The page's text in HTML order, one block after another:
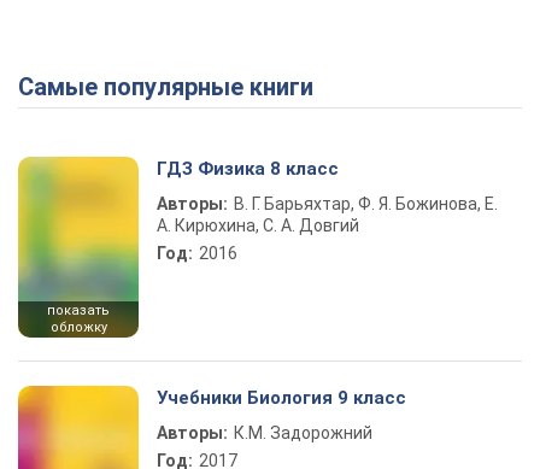
Самые популярные книги
показать
обложку
ГДЗ Физика 8 класс
Авторы: В. Г. Барьяхтар, Ф. Я. Божинова, Е.
А. Кирюхина, С. А. Довгий
Год: 2016
Учебники Биология 9 класс
Авторы: К.М. Задорожний
Год: 2017